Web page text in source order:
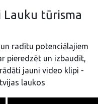
tūrisma
radītu potenciālajiem
pieredzēt un izbaudīt,
jauni video klipi -
laukos